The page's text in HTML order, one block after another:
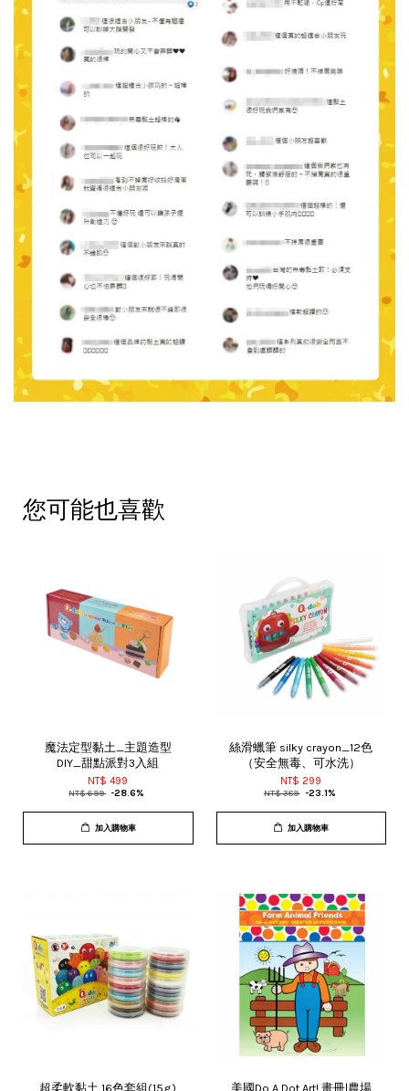
您可能也喜歡
魔法定型黏土_主題造型
DIY_甜點派對3入組
NT$ 499
NT$ 699 -28.6%
加入購物車
絲滑蠟筆 silky crayon_12色
（安全無毒、可水洗）
NT$ 299
NT$ 389 -23.1%
加入購物車
超柔軟黏土 16色套組(15g)
美國Do A Dot Art! 畫冊|農場